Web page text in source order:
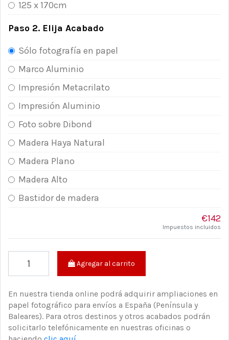
125 x 170cm
Paso 2. Elija Acabado
Sólo fotografía en papel
Marco Aluminio
Impresión Metacrilato
Impresión Aluminio
Foto sobre Dibond
Madera Haya Natural
Madera Plano
Madera Alto
Bastidor de madera
€142
Impuestos incluidos
Agregar al carrito
En nuestra tienda online podrá adquirir ampliaciones en
papel fotográfico para envíos a España (Península y
Baleares). Para otros destinos y otros acabados podrán
solicitarlo telefónicamente en nuestras oficinas o